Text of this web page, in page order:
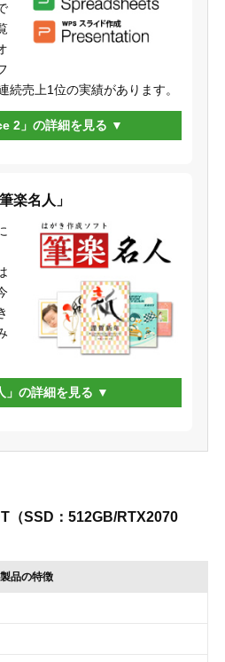
続売上1位の実績があります。
2」の詳細を見る
楽名人」
」の詳細を見る
（SSD：512GB/RTX2070
製品の特徴